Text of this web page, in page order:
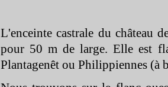
L'enceinte castrale du château
pour 50 m de large. Elle est
Plantagenêt ou Philippiennes (à